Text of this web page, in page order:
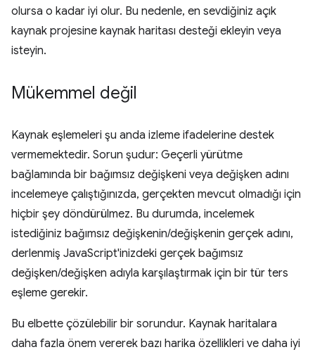
olursa o kadar iyi olur. Bu nedenle, en sevdiğiniz açık
kaynak projesine kaynak haritası desteği ekleyin veya
isteyin.
Mükemmel değil
Kaynak eşlemeleri şu anda izleme ifadelerine destek
vermemektedir. Sorun şudur: Geçerli yürütme
bağlamında bir bağımsız değişkeni veya değişken adını
incelemeye çalıştığınızda, gerçekten mevcut olmadığı için
hiçbir şey döndürülmez. Bu durumda, incelemek
istediğiniz bağımsız değişkenin/değişkenin gerçek adını,
derlenmiş JavaScript'inizdeki gerçek bağımsız
değişken/değişken adıyla karşılaştırmak için bir tür ters
eşleme gerekir.
Bu elbette çözülebilir bir sorundur. Kaynak haritalara
daha fazla önem vererek bazı harika özellikleri ve daha iyi